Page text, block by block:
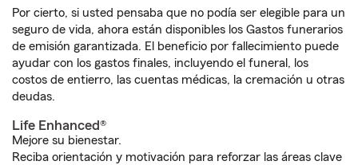
Por cierto, si usted pensaba que no podía ser elegible para un
seguro de vida, ahora están disponibles los Gastos funerarios
de emisión garantizada. El beneficio por fallecimiento puede
ayudar con los gastos finales, incluyendo el funeral, los
costos de entierro, las cuentas médicas, la cremación u otras
deudas.
Life Enhanced®
Mejore su bienestar.
Reciba orientación y motivación para reforzar las áreas clave